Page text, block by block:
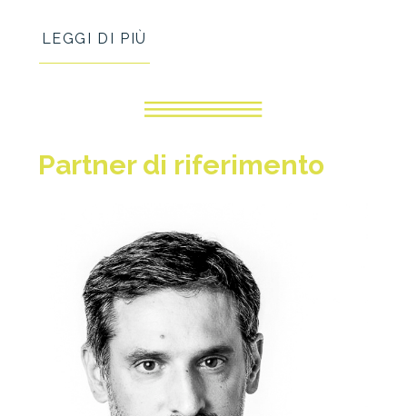
LEGGI DI PIÙ
Partnerdi riferimento